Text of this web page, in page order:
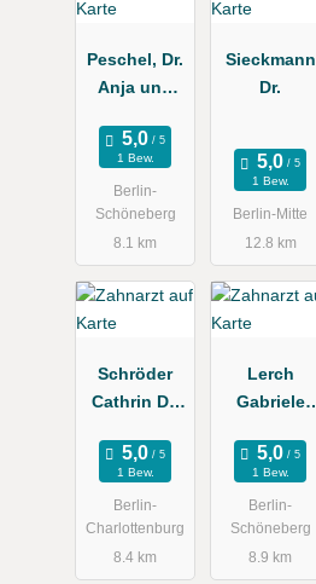
Peschel, Dr.
Anja und
1 Bew.
Berlin-
Schöneberg
8.1 km
Sieckmann
Dr.
1 Bew.
Berlin-Mitte
12.8 km
Schröder
Cathrin Dr.
xis
1 Bew.
Berlin-
Charlottenburg
8.4 km
Lerch
Gabriele
1 Bew.
Berlin-
Schöneberg
8.9 km